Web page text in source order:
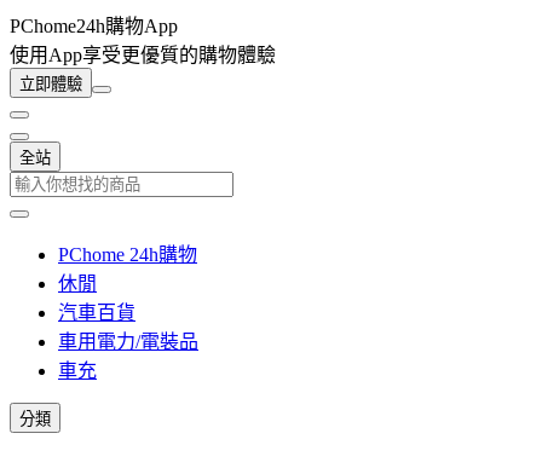
PChome24h購物App
使用App享受更優質的購物體驗
立即體驗
全站
PChome 24h購物
休閒
汽車百貨
車用電力/電裝品
車充
分類